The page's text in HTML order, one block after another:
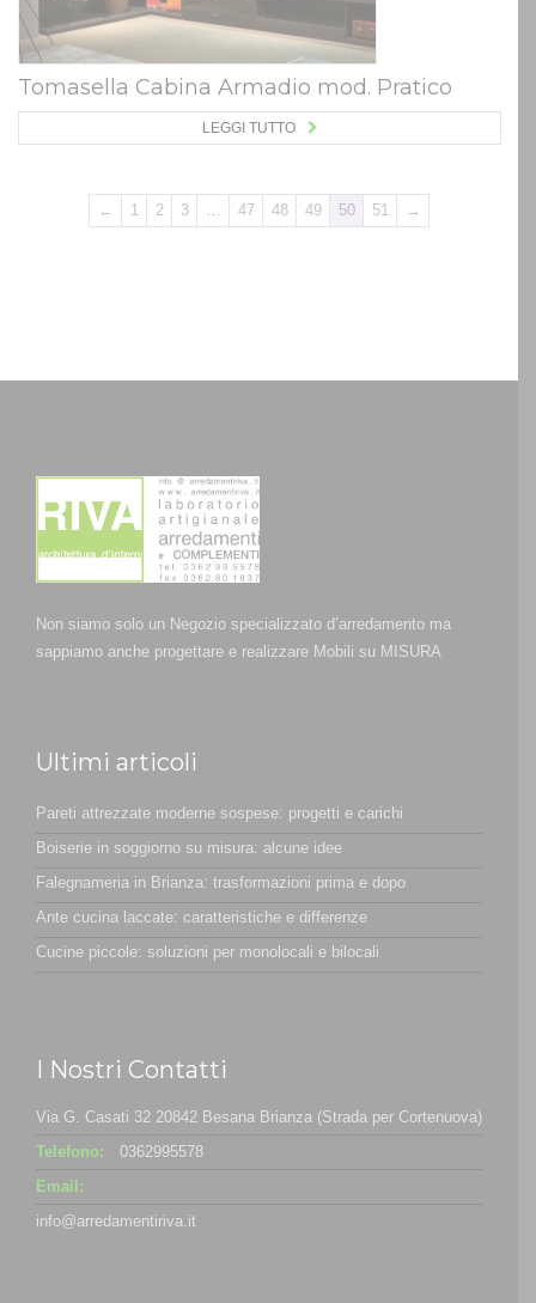
Tomasella Cabina Armadio mod. Pratico
LEGGI TUTTO
← 1 2 3 … 47 48 49 50 51 →
Non siamo solo un Negozio specializzato d’arredamento ma
sappiamo anche progettare e realizzare Mobili su MISURA
Ultimi articoli
Pareti attrezzate moderne sospese: progetti e carichi
Boiserie in soggiorno su misura: alcune idee
Falegnameria in Brianza: trasformazioni prima e dopo
Ante cucina laccate: caratteristiche e differenze
Cucine piccole: soluzioni per monolocali e bilocali
I Nostri Contatti
Via G. Casati 32 20842 Besana Brianza (Strada per Cortenuova)
Telefono:
0362995578
Email:
info@arredamentiriva.it